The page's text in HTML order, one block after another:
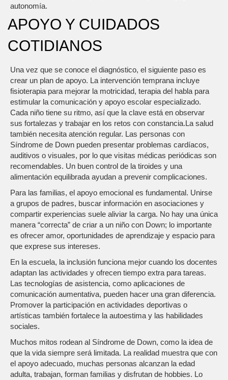
autonomía.
APOYO Y CUIDADOS
COTIDIANOS
Una vez que se conoce el diagnóstico, el siguiente paso es
crear un plan de apoyo. La intervención temprana incluye
fisioterapia para mejorar la motricidad, terapia del habla para
estimular la comunicación y apoyo escolar especializado.
Cada niño tiene su ritmo, así que la clave está en observar
sus fortalezas y trabajar en los retos con constancia.La salud
también necesita atención regular. Las personas con
Síndrome de Down pueden presentar problemas cardíacos,
auditivos o visuales, por lo que visitas médicas periódicas son
recomendables. Un buen control de la tiroides y una
alimentación equilibrada ayudan a prevenir complicaciones.
Para las familias, el apoyo emocional es fundamental. Unirse
a grupos de padres, buscar información en asociaciones y
compartir experiencias suele aliviar la carga. No hay una única
manera “correcta” de criar a un niño con Down; lo importante
es ofrecer amor, oportunidades de aprendizaje y espacio para
que exprese sus intereses.
En la escuela, la inclusión funciona mejor cuando los docentes
adaptan las actividades y ofrecen tiempo extra para tareas.
Las tecnologías de asistencia, como aplicaciones de
comunicación aumentativa, pueden hacer una gran diferencia.
Promover la participación en actividades deportivas o
artísticas también fortalece la autoestima y las habilidades
sociales.
Muchos mitos rodean al Síndrome de Down, como la idea de
que la vida siempre será limitada. La realidad muestra que con
el apoyo adecuado, muchas personas alcanzan la edad
adulta, trabajan, forman familias y disfrutan de hobbies. Lo